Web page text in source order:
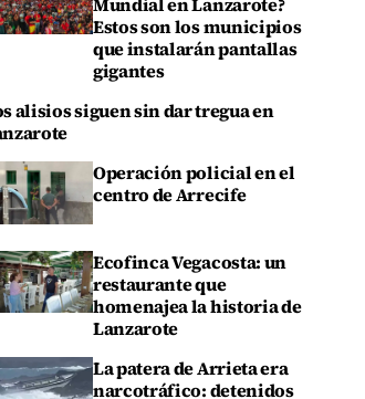
Estos son los municipios
que instalarán pantallas
gigantes
alisios siguen sin dar tregua en
Operación policial en el
centro de Arrecife
Ecofinca Vegacosta: un
restaurante que
homenajea la historia de
Lanzarote
La patera de Arrieta era
narcotráfico: detenidos